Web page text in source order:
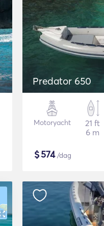
Predator 650
Motoryacht
21 ft
6 m
$574/dag